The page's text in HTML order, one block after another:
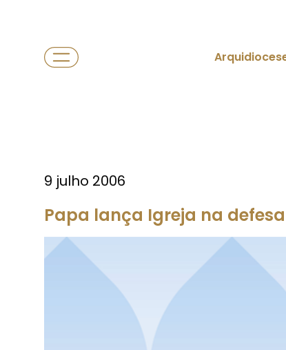
9 julho 2006
Papa lança Igreja na